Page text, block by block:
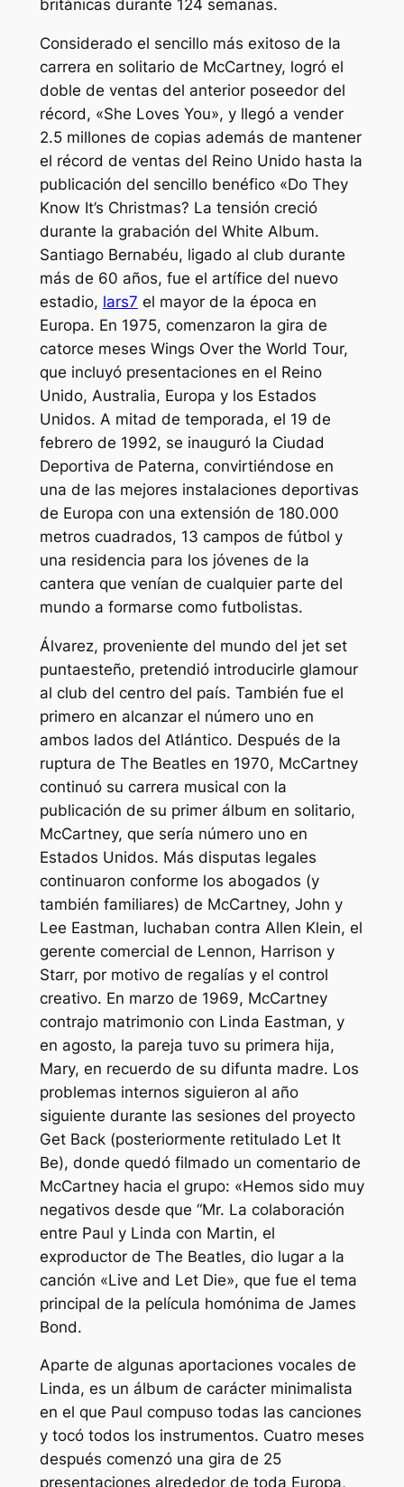
británicas durante 124 semanas.
Considerado el sencillo más exitoso de la
carrera en solitario de McCartney, logró el
doble de ventas del anterior poseedor del
récord, «She Loves You», y llegó a vender
2.5 millones de copias además de mantener
el récord de ventas del Reino Unido hasta la
publicación del sencillo benéfico «Do They
Know It’s Christmas? La tensión creció
durante la grabación del White Album.
Santiago Bernabéu, ligado al club durante
más de 60 años, fue el artífice del nuevo
estadio, lars7 el mayor de la época en
Europa. En 1975, comenzaron la gira de
catorce meses Wings Over the World Tour,
que incluyó presentaciones en el Reino
Unido, Australia, Europa y los Estados
Unidos. A mitad de temporada, el 19 de
febrero de 1992, se inauguró la Ciudad
Deportiva de Paterna, convirtiéndose en
una de las mejores instalaciones deportivas
de Europa con una extensión de 180.000
metros cuadrados, 13 campos de fútbol y
una residencia para los jóvenes de la
cantera que venían de cualquier parte del
mundo a formarse como futbolistas.
Álvarez, proveniente del mundo del jet set
puntaesteño, pretendió introducirle glamour
al club del centro del país. También fue el
primero en alcanzar el número uno en
ambos lados del Atlántico. Después de la
ruptura de The Beatles en 1970, McCartney
continuó su carrera musical con la
publicación de su primer álbum en solitario,
McCartney, que sería número uno en
Estados Unidos. Más disputas legales
continuaron conforme los abogados (y
también familiares) de McCartney, John y
Lee Eastman, luchaban contra Allen Klein, el
gerente comercial de Lennon, Harrison y
Starr, por motivo de regalías y el control
creativo. En marzo de 1969, McCartney
contrajo matrimonio con Linda Eastman, y
en agosto, la pareja tuvo su primera hija,
Mary, en recuerdo de su difunta madre. Los
problemas internos siguieron al año
siguiente durante las sesiones del proyecto
Get Back (posteriormente retitulado Let It
Be), donde quedó filmado un comentario de
McCartney hacia el grupo: «Hemos sido muy
negativos desde que “Mr. La colaboración
entre Paul y Linda con Martin, el
exproductor de The Beatles, dio lugar a la
canción «Live and Let Die», que fue el tema
principal de la película homónima de James
Bond.
Aparte de algunas aportaciones vocales de
Linda, es un álbum de carácter minimalista
en el que Paul compuso todas las canciones
y tocó todos los instrumentos. Cuatro meses
después comenzó una gira de 25
presentaciones alrededor de toda Europa,